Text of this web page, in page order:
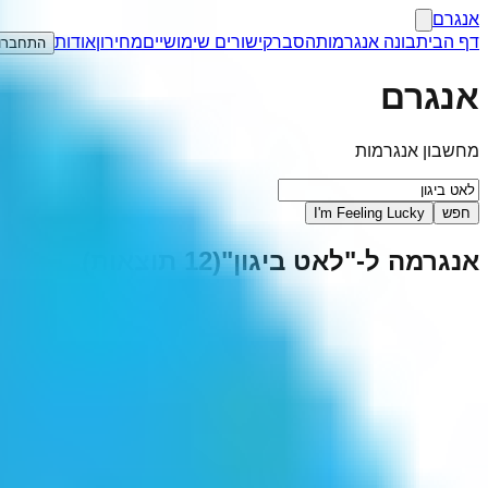
אנגרם
דף הביתבונה אנגרמותהסברקישורים שימושייםמחירוןאודות
אנגרם
מחשבון אנגרמות
חפש I'm Feeling Lucky
אנגרמה ל-"לאט ביגון"
(
12